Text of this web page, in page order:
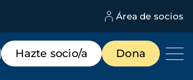
Área de socios
Menú
de
destacados
Hazte socio/a Dona